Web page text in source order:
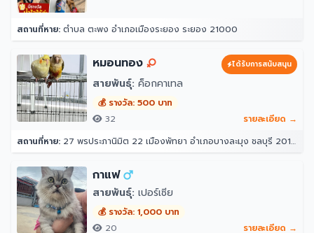
สถานที่หาย: ตำบล ตะพง อำเภอเมืองระยอง ระยอง 21000
หมอนทอง ได้รับการสนับสนุน
สายพันธุ์: ค็อกคาเทล
💰 รางวัล: 500 บาท
32
รายละเอียด →
สถานที่หาย: 27 พรประภานิมิต 22 เมืองพัทยา อำเภอบางละมุง ชลบุรี 20150
กาแฟ
สายพันธุ์: เปอร์เซีย
💰 รางวัล: 1,000 บาท
20
รายละเอียด →